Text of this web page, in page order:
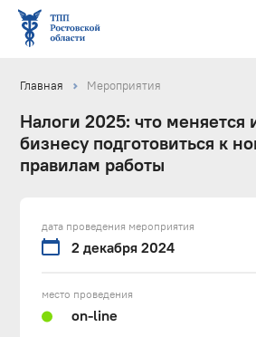
Главная Мероприятия
Налоги 2025: что меняется
бизнесу подготовиться к
правилам работы
дата проведения мероприятия
2 декабря 2024
место проведения
on-line